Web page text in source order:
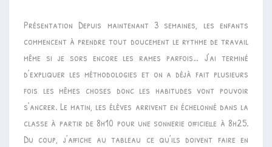
DU
MATIN
Présentation Depuis maintenant 3 semaines, les enfants
commencent à prendre tout doucement le rythme de travail
même si je sors encore les rames parfois… J’ai terminé
d’expliquer les méthodologies et on a déjà fait plusieurs
fois les mêmes choses donc les habitudes vont pouvoir
s’ancrer. Le matin, les élèves arrivent en échelonné dans la
classe à partir de 8h10 pour une sonnerie officielle à 8h25.
Du coup, j’affiche au tableau ce qu’ils doivent faire en